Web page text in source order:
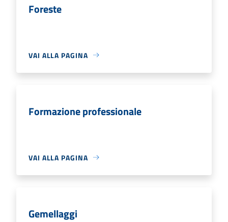
Foreste
VAI ALLA PAGINA
Formazione professionale
VAI ALLA PAGINA
Gemellaggi